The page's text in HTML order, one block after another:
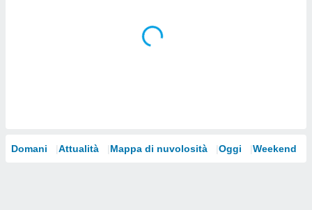
Domani Attualità Mappa di nuvolosità Oggi Weekend